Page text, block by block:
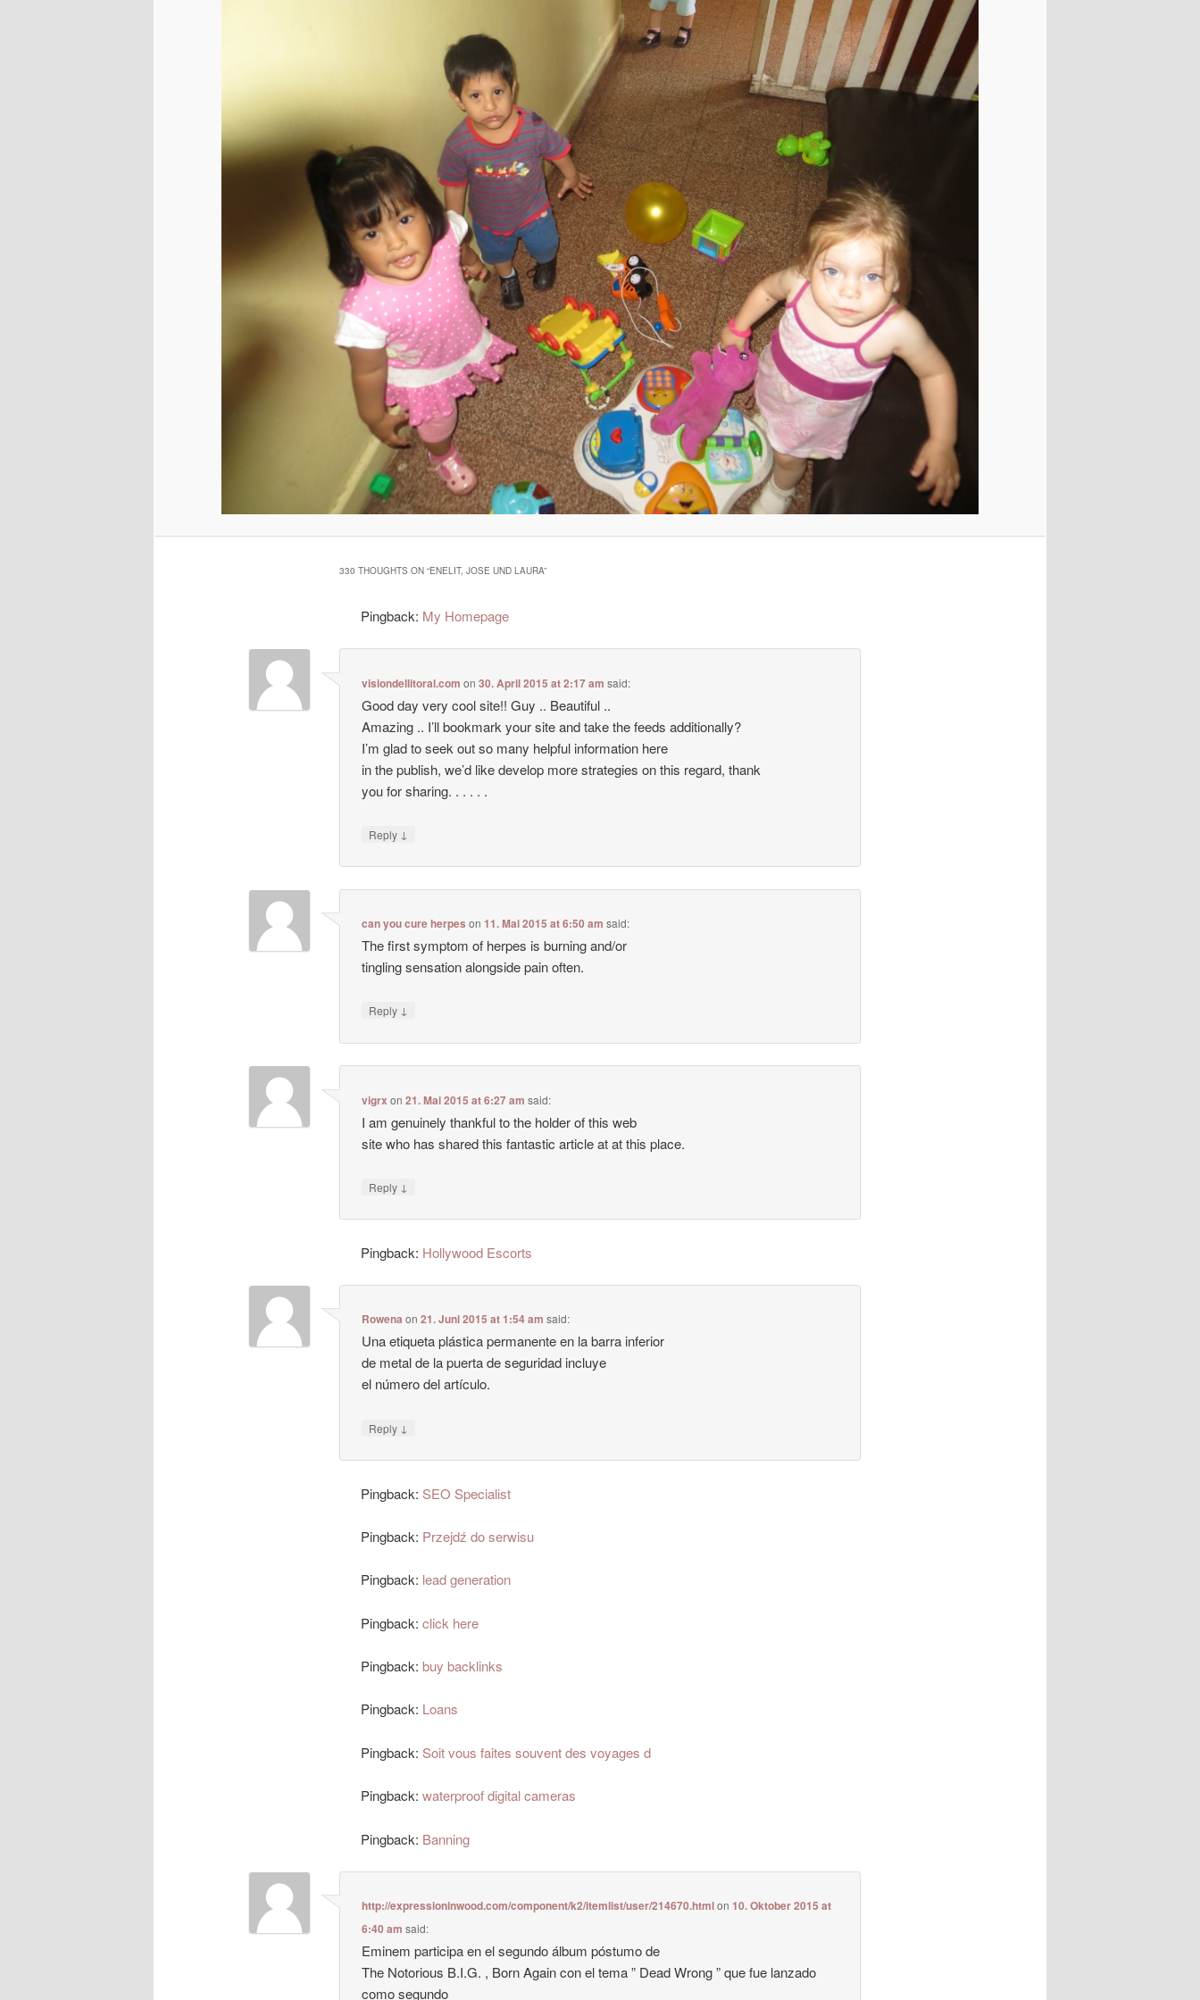
330 THOUGHTS ON “ENELIT, JOSE UND LAURA”
Pingback: My Homepage
visiondellitoral.com on30. April 2015 at 2:17 am said:
Good day very cool site!! Guy .. Beautiful ..
Amazing .. I’ll bookmark your site and take the feeds additionally?
I’m glad to seek out so many helpful information here
in the publish, we’d like develop more strategies on this regard, thank
you for sharing. . . . . .
Reply ↓
can you cure herpes on11. Mai 2015 at 6:50 am said:
The first symptom of herpes is burning and/or
tingling sensation alongside pain often.
Reply ↓
vigrx on21. Mai 2015 at 6:27 am said:
I am genuinely thankful to the holder of this web
site who has shared this fantastic article at at this place.
Reply ↓
Pingback: Hollywood Escorts
Rowena on21. Juni 2015 at 1:54 am said:
Una etiqueta plástica permanente en la barra inferior
de metal de la puerta de seguridad incluye
el número del artículo.
Reply ↓
Pingback: SEO Specialist
Pingback: Przejdź do serwisu
Pingback: lead generation
Pingback:click here
Pingback:buy backlinks
Pingback: Loans
Pingback: Soit vous faites souvent des voyages d
Pingback:waterproof digital cameras
Pingback: Banning
http://expressioninwood.com/component/k2/itemlist/user/214670.htmlon10. Oktober 2015 at
6:40 am said:
Eminem participa en el segundo álbum póstumo de
The Notorious B.I.G. , Born Again con el tema ” Dead Wrong ” que fue lanzado
como segundo